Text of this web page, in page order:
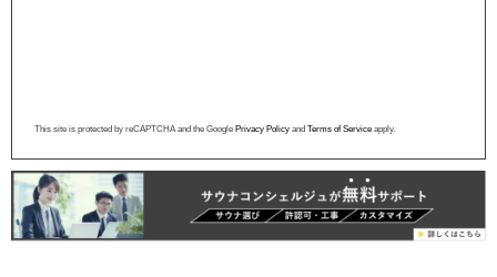
This site is protected by reCAPTCHA and the Google Privacy Policy and Terms of Service apply.